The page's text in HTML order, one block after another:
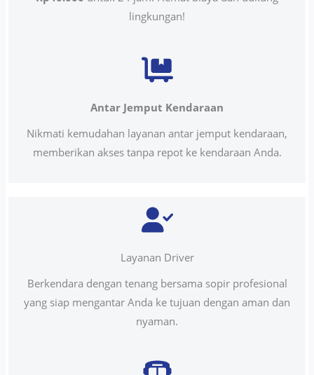
lingkungan!
Antar Jemput Kendaraan
Nikmati kemudahan layanan antar jemput kendaraan,
memberikan akses tanpa repot ke kendaraan Anda.
Layanan Driver
Berkendara dengan tenang bersama sopir profesional
yang siap mengantar Anda ke tujuan dengan aman dan
nyaman.